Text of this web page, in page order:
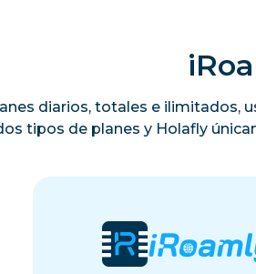
diarios, totales e ilimitados,
tipos de planes y Holafly